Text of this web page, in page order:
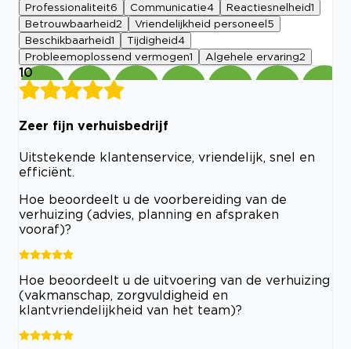
Professionaliteit6 Communicatie4 Reactiesnelheid1
Betrouwbaarheid2 Vriendelijkheid personeel 5
Beschikbaarheid1 Tijdigheid4
Probleemoplossend vermogen1 Algehele ervaring2
10
Zeer fijn verhuisbedrijf
Uitstekende klantenservice, vriendelijk, snel en
efficiënt.
Hoe beoordeelt u de voorbereiding van de
verhuizing (advies, planning en afspraken
vooraf)?
Hoe beoordeelt u de uitvoering van de verhuizing
(vakmanschap, zorgvuldigheid en
klantvriendelijkheid van het team)?